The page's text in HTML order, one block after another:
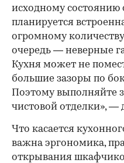
исходному состоянию
планируется
огромному
очередь — неверные
Кухня может не
большие зазоры по
Поэтому выполняйте
чистовой отделки», —
Что касается
важна эргономика,
открывания